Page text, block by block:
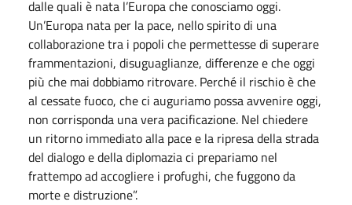
dalle quali è nata l’Europa che conosciamo oggi.
Un’Europa nata per la pace, nello spirito di una
collaborazione tra i popoli che permettesse di superare
frammentazioni, disuguaglianze, differenze e che oggi
più che mai dobbiamo ritrovare. Perché il rischio è che
al cessate fuoco, che ci auguriamo possa avvenire oggi,
non corrisponda una vera pacificazione. Nel chiedere
un ritorno immediato alla pace e la ripresa della strada
del dialogo e della diplomazia ci prepariamo nel
frattempo ad accogliere i profughi, che fuggono da
morte e distruzione”.